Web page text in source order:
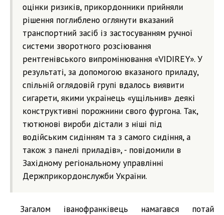
оцінки ризиків, прикордонники прийняли
рішення поглиблено оглянути вказаний
транспортний засіб із застосуванням ручної
системи зворотного розсіювання
рентгенівського випромінювання «VIDIREY». У
результаті, за допомогою вказаного приладу,
спільній оглядовій групі вдалось виявити
сигарети, якими українець «ущільнив» деякі
конструктивні порожнини свого фургона. Так,
тютюнові вироби дістали з ніші під
водійським сидінням та з самого сидіння, а
також з панелі приладів», - повідомили в
Західному регіональному управлінні
Держприкордонслужби України.
Загалом іванофранківець намагався потай